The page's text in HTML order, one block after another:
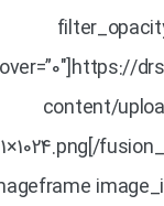
content/